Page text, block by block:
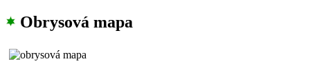
Obrysová mapa